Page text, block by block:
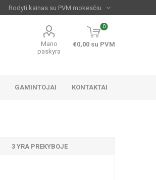
Mano
paskyra
0
€0,00 su PVM
GAMINTOJAI KONTAKTAI
3 YRA PREKYBOJE